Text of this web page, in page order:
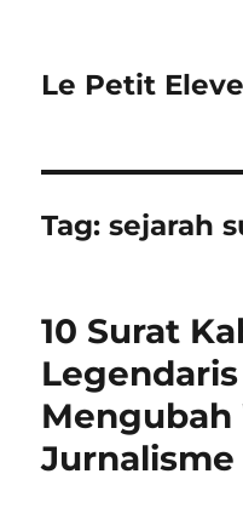
Le Petit
Tag:sejarah
10 Surat
Mengubah
Jurnalisme